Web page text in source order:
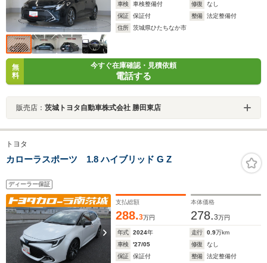
車検
車検整備付 修復
なし
保証
保証付 整備
法定整備付
住所
茨城県ひたちなか市
無
料
今すぐ在庫確認・見積依頼
電話する
販売店： 茨城トヨタ自動車株式会社 勝田東店
トヨタ
カローラスポーツ 1.8 ハイブリッド G Z
ディーラー保証
支払総額
288.3万円
本体価格
278.3万円
年式 2024年 走行 0.9万km
車検
'27/05 修復
なし
保証
保証付 整備
法定整備付